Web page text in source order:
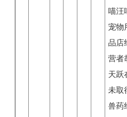
喵汪
宠物
品店
营者
天跃
未取
兽药